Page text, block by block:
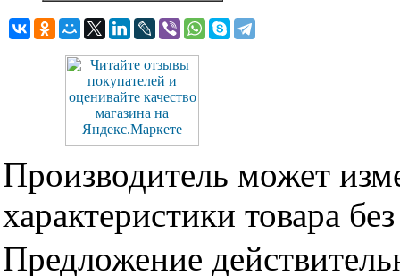
Производитель может
характеристики товара
Предложение